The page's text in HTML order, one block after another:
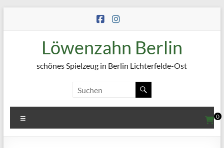
Löwenzahn Berlin
schönes Spielzeug in Berlin Lichterfelde-Ost
0